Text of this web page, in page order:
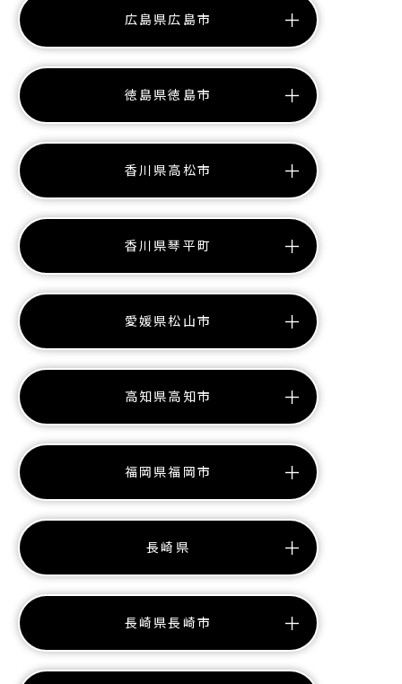
広島県広島市
徳島県徳島市
香川県高松市
香川県琴平町
愛媛県松山市
高知県高知市
福岡県福岡市
長崎県
長崎県長崎市